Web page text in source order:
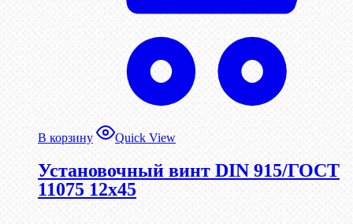
В корзину Quick View
Установочный винт DIN 915/ГОСТ
11075 12х45